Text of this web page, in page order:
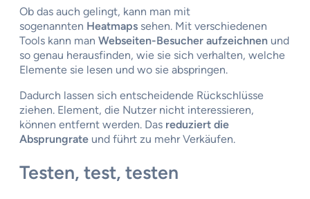
Ob das auch gelingt, kann man mit
sogenannten Heatmaps sehen. Mit verschiedenen
Tools kann man Webseiten-Besucher aufzeichnen und
so genau herausfinden, wie sie sich verhalten, welche
Elemente sie lesen und wo sie abspringen.
Dadurch lassen sich entscheidende Rückschlüsse
ziehen. Element, die Nutzer nicht interessieren,
können entfernt werden. Das reduziert die
Absprungrate und führt zu mehr Verkäufen.
Testen, test, testen